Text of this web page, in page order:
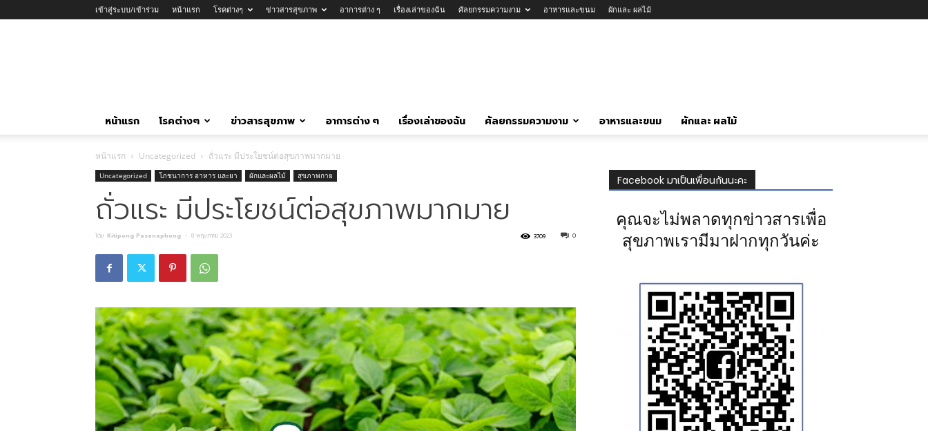
เข้าสู่ระบบ/เข้าร่วม หน้าแรก โรคต่างๆ ข่าวสารสุขภาพ อาการต่าง ๆ เรื่องเล่าของฉัน ศัลยกรรมความงาม อาหารและขนม ผักและ ผลไม้
หน้าแรก โรคต่างๆ ข่าวสารสุขภาพ อาการต่าง ๆ เรื่องเล่าของฉัน ศัลยกรรมความงาม อาหารและขนม ผักและ ผลไม้
หน้าแรก Uncategorized ถั่วแระ มีประโยชน์ต่อสุขภาพมากมาย
Uncategorized โภชนาการ อาหาร และยา ผักและผลไม้ สุขภาพกาย
ถั่วแระ มีประโยชน์ต่อสุขภาพมากมาย
โดย Kitipong Pasanaphong - 8 พฤษภาคม 2023 0
3709
Facebook มาเป็นเพื่อนกันนะคะ
คุณจะไม่พลาดทุกข่าวสารเพื่อ
สุขภาพเรามีมาฝากทุกวันค่ะ